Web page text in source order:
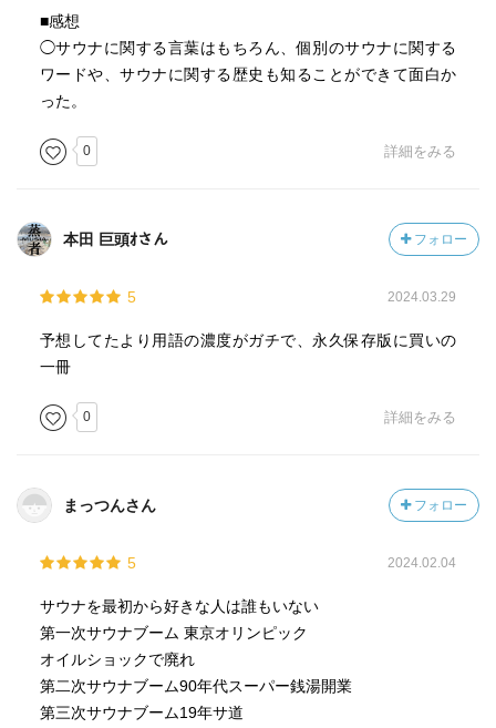
※熱い湯は肌への刺激が強過ぎて肌のうるおい成分を保つ
皮脂の多くを洗い流してしまうので逆効果、ややぬるめの
18、発汗のしくみと汗のメカニズム
毛も通さないような細い汗から分泌される、二つの働きが
ある
き・・尿真皮と同じように過剰な塩分や有害な重金属を体
外に排出する
のサウナ浴での発汗量は約300～400mlで、汗のもたらす健
康・美容効果が十分に得られる
18、100℃のサウナでやけどしない理由
水と空気の伝熱率の違い、約600倍異なる
21、泥酔状態でのサウナが危険な理由
→体温調節ができなくなり、熱中症になる
・飲酒後はアルコールの利尿作用により脱水症状になりや
・もし水分を摂らないままサウナによる発汗で急激な脱水
が加わると、血液の全体量が少なくなり血圧が下がる
■感想
◯サウナに関する言葉はもちろん、個別のサウナに関する
ワードや、サウナに関する歴史も知ることができて面白か
った。
0 詳細をみる
本田 巨頭ｵさん フォロー
5 2024.03.29
予想してたより用語の濃度がガチで、永久保存版に買いの
一冊
0 詳細をみる
まっつんさん フォロー
5 2024.02.04
サウナを最初から好きな人は誰もいない
第一次サウナブーム 東京オリンピック
オイルショックで廃れ
第二次サウナブーム90年代スーパー銭湯開業
第三次サウナブーム19年サ道